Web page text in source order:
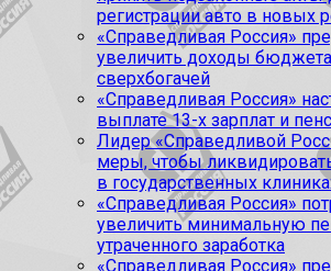
регистрации авто в новых
«Справедливая Россия»
увеличить доходы бюджета
сверхбогачей
«Справедливая Россия»
выплате 13-х зарплат и
Лидер «Справедливой
меры, чтобы
в государственных
«Справедливая Россия»
увеличить минимальную
утраченного заработка
«Справедливая Россия»